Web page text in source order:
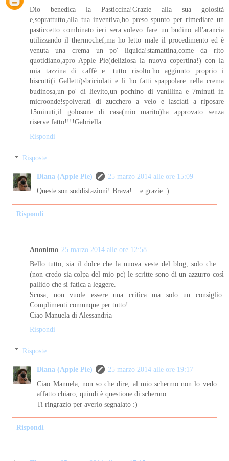
Dio benedica la Pasticcina!Grazie alla sua golosità
e,soprattutto,alla tua inventiva,ho preso spunto per rimediare un
pasticcetto combinato ieri sera:volevo fare un budino all'arancia
utilizzando il thermochef,ma ho letto male il procedimento ed è
venuta una crema un po' liquida!stamattina,come da rito
quotidiano,apro Apple Pie(deliziosa la nuova copertina!) con la
mia tazzina di caffè e....tutto risolto:ho aggiunto proprio i
biscotti(i Galletti)sbriciolati e li ho fatti spappolare nella crema
budinosa,un po' di lievito,un pochino di vanillina e 7minuti in
microonde!spolverati di zucchero a velo e lasciati a riposare
15minuti,il golosone di casa(mio marito)ha approvato senza
riserve:fatto!!!!Gabriella
Rispondi
Risposte
Diana (Apple Pie)
25 marzo 2014 alle ore 15:09
Queste son soddisfazioni! Brava! ...e grazie :)
Rispondi
Anonimo 25 marzo 2014 alle ore 12:58
Bello tutto, sia il dolce che la nuova veste del blog, solo che....
(non credo sia colpa del mio pc) le scritte sono di un azzurro così
pallido che si fatica a leggere.
Scusa, non vuole essere una critica ma solo un consiglio.
Complimenti comunque per tutto!
Ciao Manuela di Alessandria
Rispondi
Risposte
Diana (Apple Pie)
25 marzo 2014 alle ore 19:17
Ciao Manuela, non so che dire, al mio schermo non lo vedo
affatto chiaro, quindi è questione di schermo.
Ti ringrazio per averlo segnalato :)
Rispondi